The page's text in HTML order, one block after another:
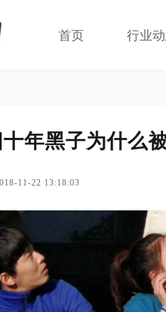
首页 行业
年黑子为什么
11-22 13:18:03